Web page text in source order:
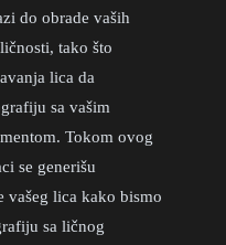
do obrade vaših
tako što
lica da
sa vašim
Tokom ovog
se generišu
vašeg lica kako bismo
sa ličnog